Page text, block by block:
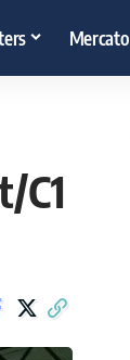
Mercato
C1